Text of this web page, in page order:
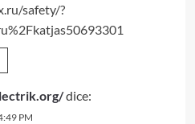
safety/?
dice:
PM